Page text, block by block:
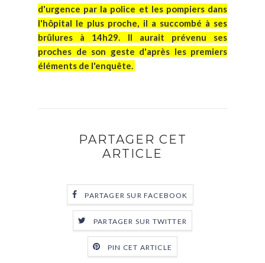
d'urgence par la police et les pompiers dans
l'hôpital le plus proche, il a succombé à ses
brûlures à 14h29. Il aurait prévenu ses
proches de son geste d'après les premiers
éléments de l'enquête.
PARTAGER CET
ARTICLE
PARTAGER SUR FACEBOOK
PARTAGER SUR TWITTER
PIN CET ARTICLE